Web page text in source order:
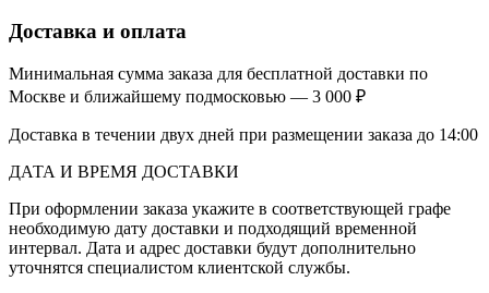
Доставка и оплата
Минимальная сумма заказа для бесплатной доставки по
Москве и ближайшему подмосковью — 3 000 ₽
Доставка в течении двух дней при размещении заказа до 14:00
ДАТА И ВРЕМЯ ДОСТАВКИ
При оформлении заказа укажите в соответствующей графе
необходимую дату доставки и подходящий временной
интервал. Дата и адрес доставки будут дополнительно
уточнятся специалистом клиентской службы.